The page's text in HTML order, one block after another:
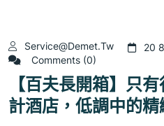
Service@demet.tw
20
Comments (0)
【百夫長開箱】只
計酒店，低調中的精